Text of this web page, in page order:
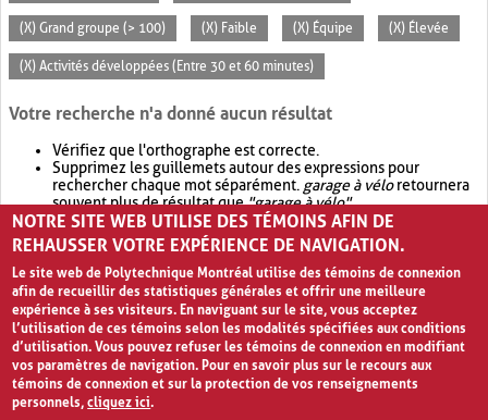
(X) Grand groupe (> 100) (X) Faible (X) Équipe (X) Élevée
(X) Activités développées (Entre 30 et 60 minutes)
Votre recherche n'a donné aucun résultat
Vérifiez que l'orthographe est correcte.
Supprimez les guillemets autour des expressions pour
rechercher chaque mot séparément. garage à véloretournera
souvent plus de résultat que"garage à vélo".
Envisagez d'élargir votre recherche avec OR.garage OR vélo
retournera souvent plus de résultat quegarage à vélo
NOTRE SITE WEB UTILISE DES TÉMOINS AFIN DE
REHAUSSER VOTRE EXPÉRIENCE DE NAVIGATION.
Le site web de Polytechnique Montréal utilise des témoins de connexion
afin de recueillir des statistiques générales et offrir une meilleure
expérience à ses visiteurs. En naviguant sur le site, vous acceptez
l’utilisation de ces témoins selon les modalités spécifiées aux conditions
d’utilisation. Vous pouvez refuser les témoins de connexion en modifiant
vos paramètres de navigation. Pour en savoir plus sur le recours aux
témoins de connexion et sur la protection de vos renseignements
personnels,cliquez ici.